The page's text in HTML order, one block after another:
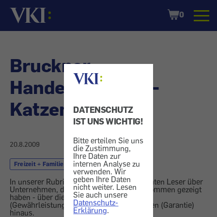
DATENSCHUTZ
IST UNS WICHTIG!
Bitte erteilen Sie uns
die Zustimmung,
Ihre Daten zur
internen Analyse zu
verwenden. Wir
geben Ihre Daten
nicht weiter. Lesen
Sie auch unsere
Datenschutz-
Erklärung.
Startseite
Shopping
Cart
0
Bruckner
Handelsagentur -
Katzenfutter
20.8.2009
Freizeit + Familie Katzenfutter
In unserer Rubrik "Vor den Vorhang" berichten Leser über
Unternehmen, die besonderes Entgegenkommen gezeigt
haben - über die gesetzlichen Ansprüche
(Gewährleistung) oder vertragliche Zusagen (Garantie)
hinaus.